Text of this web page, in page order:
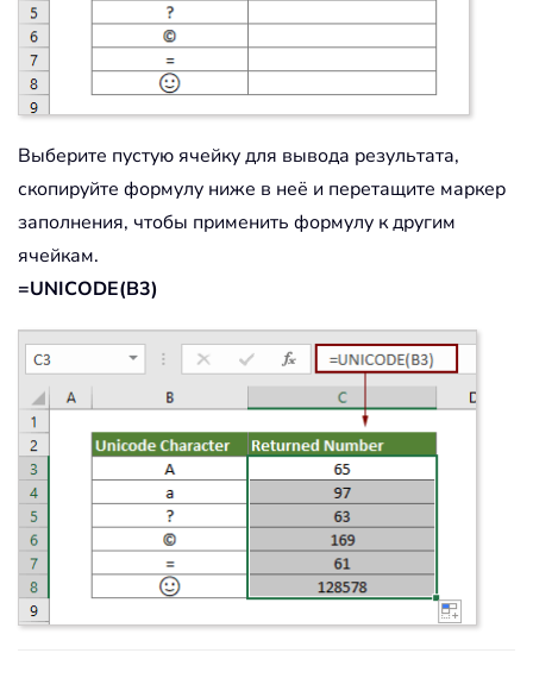
Выберите пустую ячейку для вывода результата,
скопируйте формулу ниже в неё и перетащите маркер
заполнения, чтобы применить формулу к другим
ячейкам.
=UNICODE(B3)